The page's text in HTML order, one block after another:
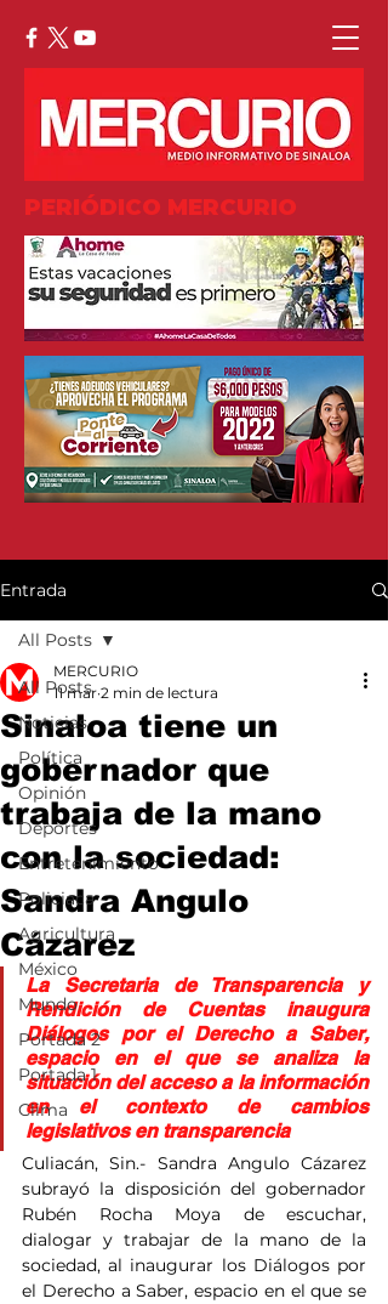
PERIÓDICO MERCURIO
Entrada
All Posts
Noticias
Política
Opinión
Deportes
Entretenimiento
Policiaca
Agricultura
México
Mundo
Portada 2
Portada 1
Clima
All Posts
Sinaloa tiene un
gobernador que
trabaja de la mano
con la sociedad:
Sandra Angulo
Cázarez
MERCURIO
11 mar 2 min de lectura
La Secretaria de Transparencia y
Rendición de Cuentas inaugura
Diálogos por el Derecho a Saber,
espacio en el que se analiza la
situación del acceso a la información
en el contexto de cambios
legislativos en transparencia
Culiacán, Sin.- Sandra Angulo Cázarez
subrayó la disposición del gobernador
Rubén Rocha Moya de escuchar,
dialogar y trabajar de la mano de la
sociedad, al inaugurar los Diálogos por
el Derecho a Saber, espacio en el que se